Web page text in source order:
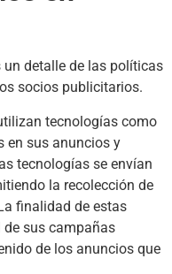
un detalle de las políticas
socios publicitarios.
tecnologías como
en sus anuncios y
tecnologías se envían
la recolección de
finalidad de estas
sus campañas
de los anuncios que